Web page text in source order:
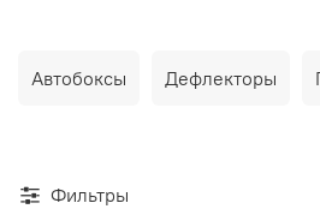
Автобоксы Дефлекторы
Фильтры